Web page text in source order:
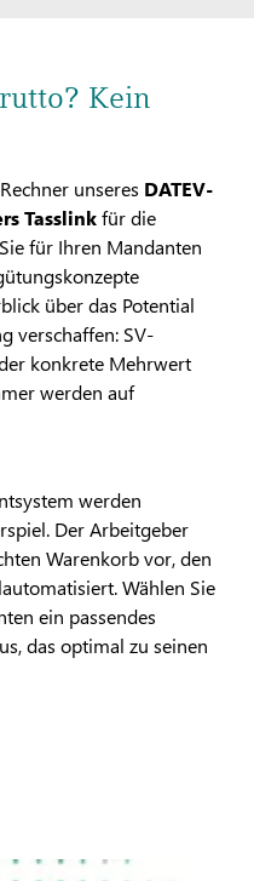
Kein
unseres DATEV-
Tasslinkfür die
für Ihren Mandanten
über das Potential
verschaffen: SV-
konkrete Mehrwert
werden auf
werden
Der Arbeitgeber
Warenkorb vor, den
Wählen Sie
ein passendes
das optimal zu seinen